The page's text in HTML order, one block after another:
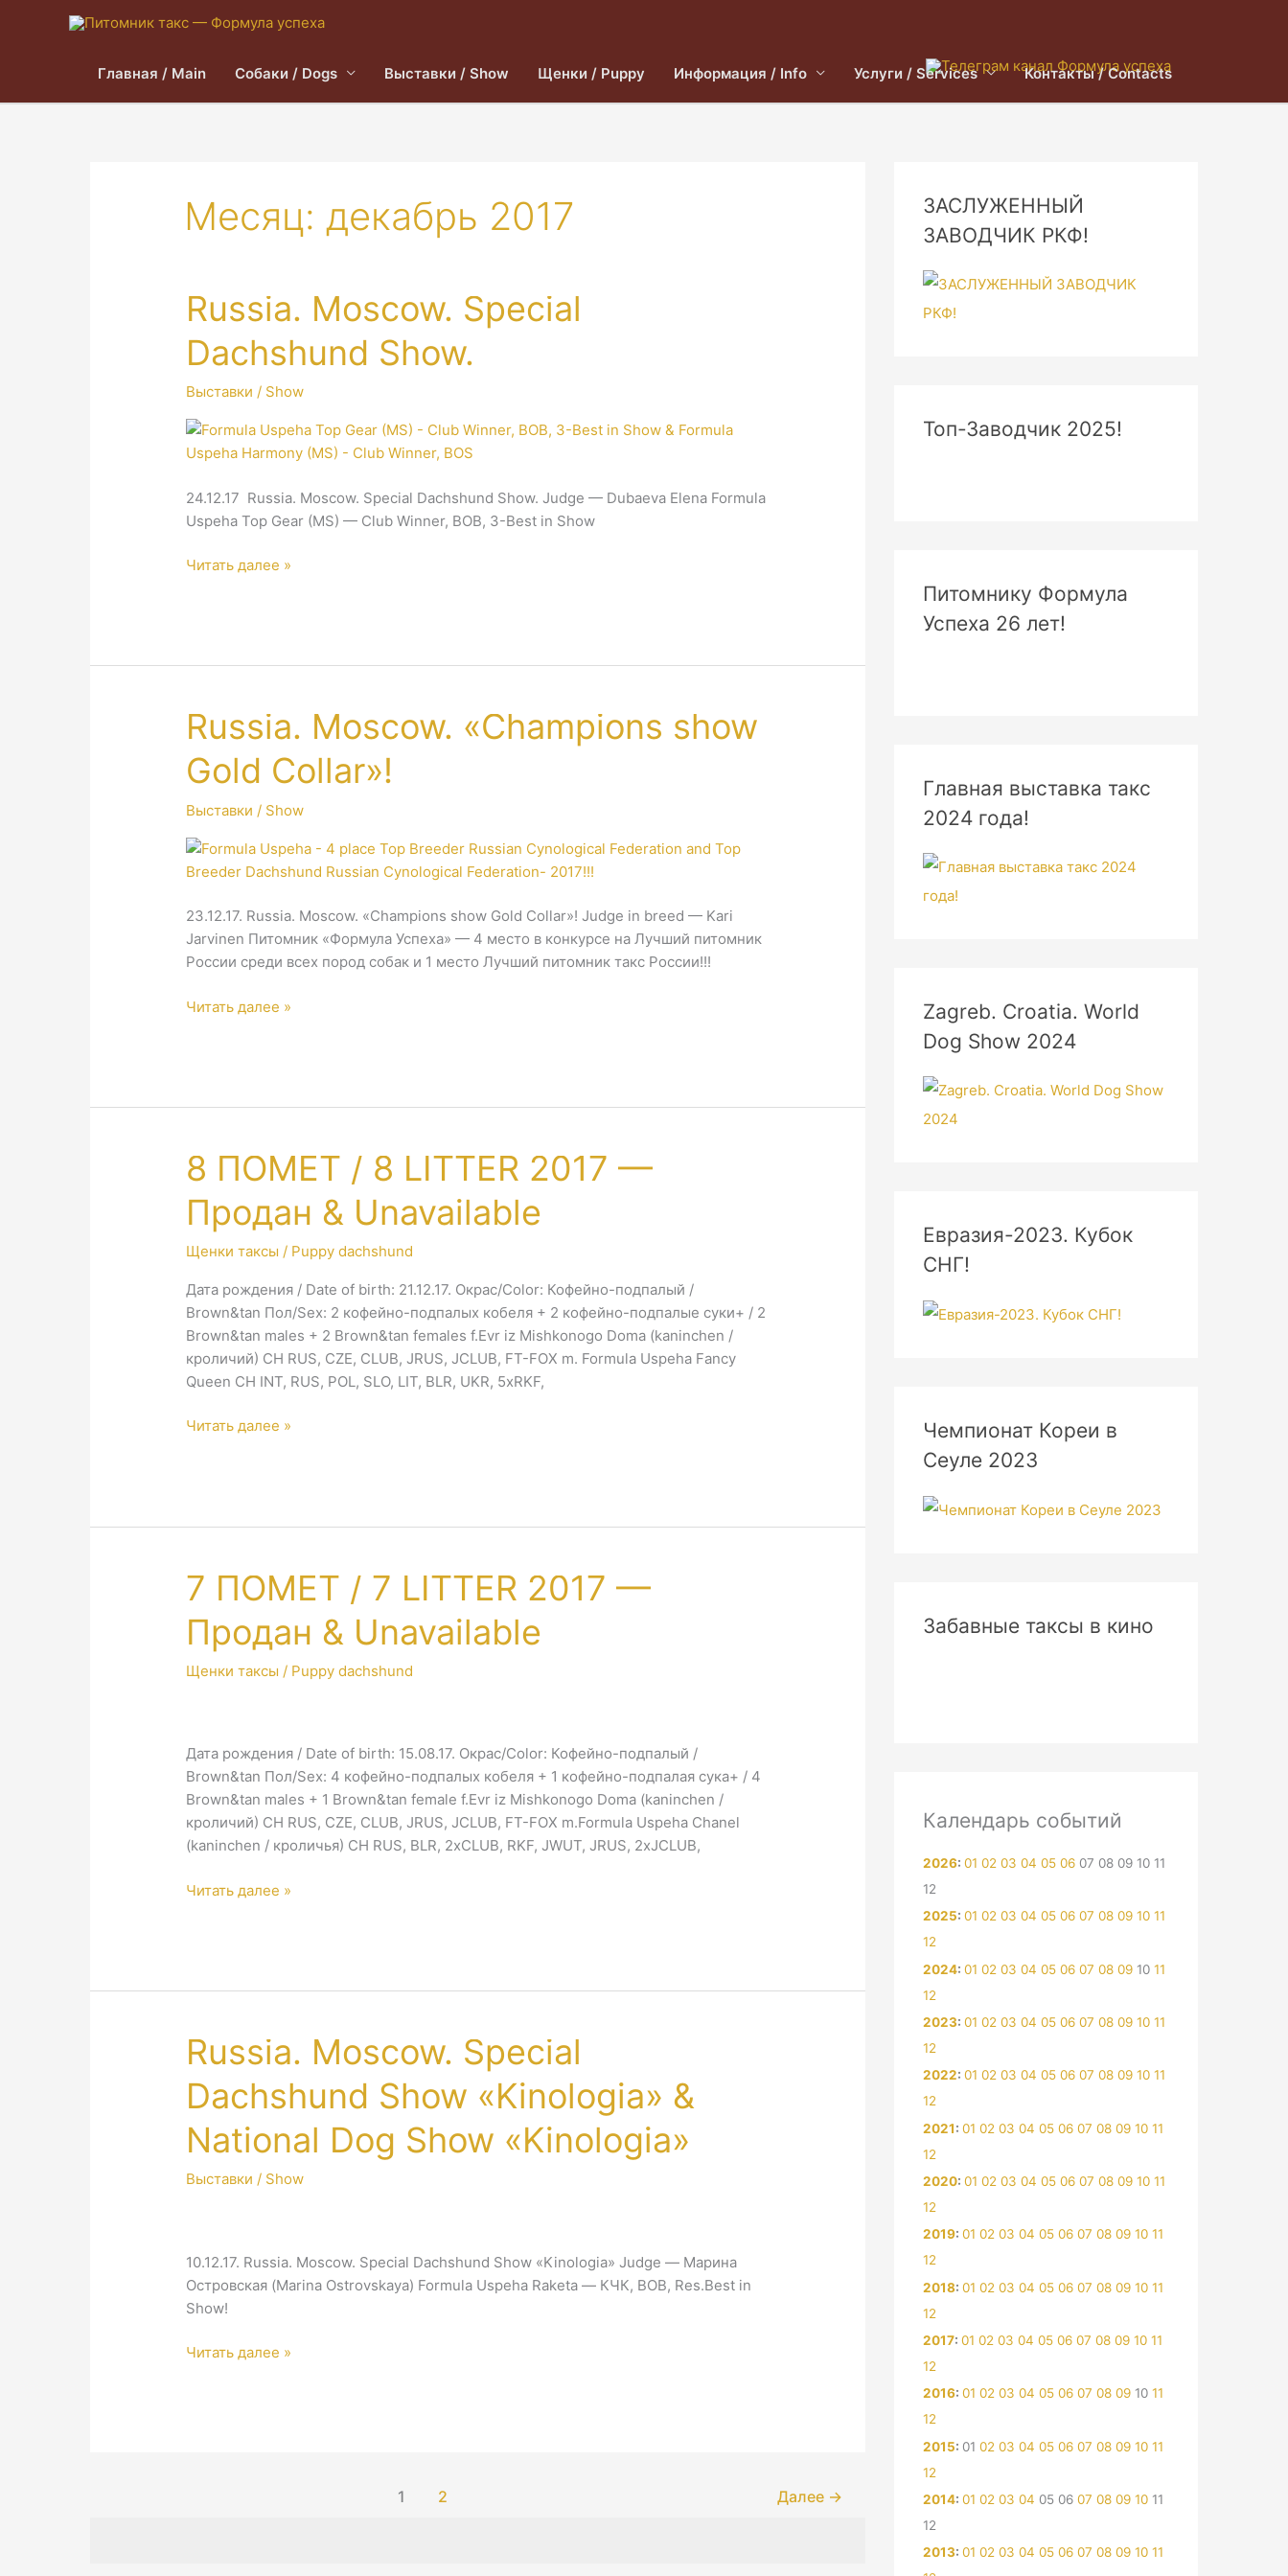
Главная / Main Собаки / Dogs Выставки / Show Щенки / Puppy Информация / Info Услуги / Services Контакты / Contacts
Месяц: декабрь 2017
Russia. Moscow. Special
Dachshund Show.
Выставки / Show
24.12.17 Russia. Moscow. Special Dachshund Show. Judge — Dubaeva Elena Formula
Uspeha Top Gear (MS) — Club Winner, BOB, 3-Best in Show
Russia.
Читать далее »
Russia. Moscow. «Champions show
Gold Collar»!
Выставки / Show
23.12.17. Russia. Moscow. «Champions show Gold Collar»! Judge in breed — Kari
Jarvinen Питомник «Формула Успеха» — 4 место в конкурсе на Лучший питомник
России среди всех пород собак и 1 место Лучший питомник такс России!!!
Russia.
Читать далее »
8 ПОМЕТ / 8 LITTER 2017 —
Продан & Unavailable
Щенки таксы / Puppy dachshund
Дата рождения / Date of birth: 21.12.17. Окрас/Color: Кофейно-подпалый /
Brown&tan Пол/Sex: 2 кофейно-подпалых кобеля + 2 кофейно-подпалые суки+ / 2
Brown&tan males + 2 Brown&tan females f.Evr iz Mishkonogo Doma (kaninchen /
кроличий) CH RUS, CZE, CLUB, JRUS, JCLUB, FT-FOX m. Formula Uspeha Fancy
Queen CH INT, RUS, POL, SLO, LIT, BLR, UKR, 5xRKF,
8
Продан
Unavailable
Читать далее »
7 ПОМЕТ / 7 LITTER 2017 —
Продан & Unavailable
Щенки таксы / Puppy dachshund
Дата рождения / Date of birth: 15.08.17. Окрас/Color: Кофейно-подпалый /
Brown&tan Пол/Sex: 4 кофейно-подпалых кобеля + 1 кофейно-подпалая сука+ / 4
Brown&tan males + 1 Brown&tan female f.Evr iz Mishkonogo Doma (kaninchen /
кроличий) CH RUS, CZE, CLUB, JRUS, JCLUB, FT-FOX m.Formula Uspeha Chanel
(kaninchen / кроличья) CH RUS, BLR, 2xCLUB, RKF, JWUT, JRUS, 2xJCLUB,
7
Продан
Unavailable
Читать далее »
Russia. Moscow. Special
Dachshund Show «Kinologia» &
National Dog Show «Kinologia»
Выставки / Show
10.12.17. Russia. Moscow. Special Dachshund Show «Kinologia» Judge — Марина
Островская (Marina Ostrovskaya) Formula Uspeha Raketa — КЧК, BOB, Res.Best in
Show!
Russia.
Читать далее »
1 2 Далее →
ЗАСЛУЖЕННЫЙ
ЗАВОДЧИК РКФ!
Топ-Заводчик 2025!
Питомнику Формула
Успеха 26 лет!
Главная выставка такс
2024 года!
Zagreb. Croatia. World
Dog Show 2024
Евразия-2023. Кубок
СНГ!
Чемпионат Кореи в
Сеуле 2023
Забавные таксы в кино
Календарь событий
2026:01 02 03 04 05 06 07 08 09 10 11
12
2025:01 02 03 04 05 06 07 08 09 10 11
12
2024:01 02 03 04 05 06 07 08 09 10 11
12
2023:01 02 03 04 05 06 07 08 09 10 11
12
2022:01 02 03 04 05 06 07 08 09 10 11
12
2021:01 02 03 04 05 06 07 08 09 10 11
12
2020:01 02 03 04 05 06 07 08 09 10 11
12
2019:01 02 03 04 05 06 07 08 09 10 11
12
2018:01 02 03 04 05 06 07 08 09 10 11
12
2017:01 02 03 04 05 06 07 08 09 10 11
12
2016:01 02 03 04 05 06 07 08 09 10 11
12
2015: 01 02 03 04 05 06 07 08 09 10 11
12
2014:01 02 03 04 05 06 07 08 09 10 11
12
2013:01 02 03 04 05 06 07 08 09 10 11